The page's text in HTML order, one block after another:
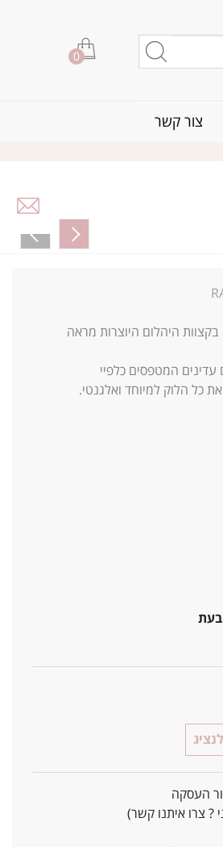
0
צור קשר
מרהיב של 4 שיניים בקצוות היהלום היוצרות מראה
המטפסים כלפיי
כל הלוק למיוחד ואלגנטי.